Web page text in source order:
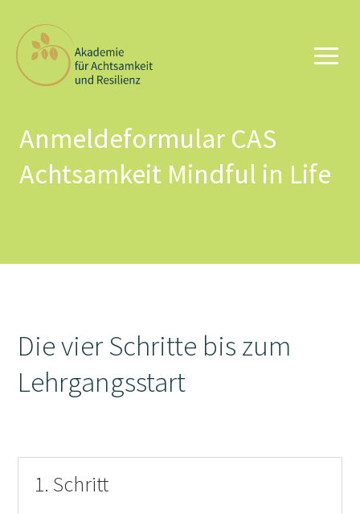
Anmeldeformular CAS
Achtsamkeit Mindful in Life
Die vier Schritte bis zum
Lehrgangsstart
1. Schritt